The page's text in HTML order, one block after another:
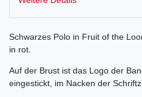
Schwarzes Polo in Fruit of the
in rot.
Auf der Brust ist das Logo der
eingestickt, im Nacken der